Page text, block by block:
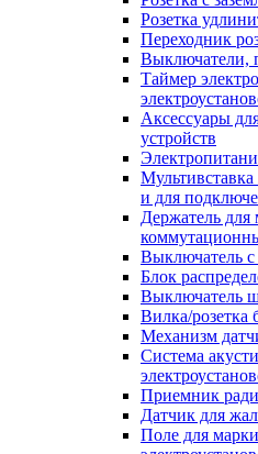
Розетка
Переходник
Выключатели,
Таймер
Аксессуары
устройств
и для
Держатель
Выключатель
Блок
Выключатель
Вилка/розетка
Механизм
Система
Приемник
Датчик для
Поле для